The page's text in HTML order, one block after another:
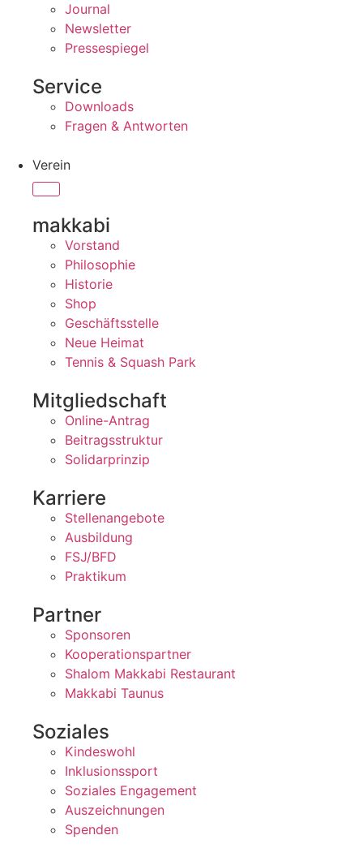
Journal
Newsletter
Pressespiegel
Service
Downloads
Fragen & Antworten
Verein
makkabi
Vorstand
Philosophie
Historie
Shop
Geschäftsstelle
Neue Heimat
Tennis & Squash Park
Mitgliedschaft
Online-Antrag
Beitragsstruktur
Solidarprinzip
Karriere
Stellenangebote
Ausbildung
FSJ/BFD
Praktikum
Partner
Sponsoren
Kooperationspartner
Shalom Makkabi Restaurant
Makkabi Taunus
Soziales
Kindeswohl
Inklusionssport
Soziales Engagement
Auszeichnungen
Spenden